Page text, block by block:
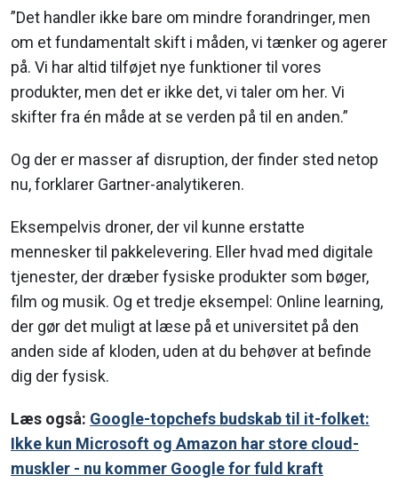
”Det handler ikke bare om mindre forandringer, men
om et fundamentalt skift i måden, vi tænker og agerer
på. Vi har altid tilføjet nye funktioner til vores
produkter, men det er ikke det, vi taler om her. Vi
skifter fra én måde at se verden på til en anden.”
Og der er masser af disruption, der finder sted netop
nu, forklarer Gartner-analytikeren.
Eksempelvis droner, der vil kunne erstatte
mennesker til pakkelevering. Eller hvad med digitale
tjenester, der dræber fysiske produkter som bøger,
film og musik. Og et tredje eksempel: Online learning,
der gør det muligt at læse på et universitet på den
anden side af kloden, uden at du behøver at befinde
dig der fysisk.
Læs også: Google-topchefs budskab til it-folket:
Ikke kun Microsoft og Amazon har store cloud-
muskler - nu kommer Google for fuld kraft